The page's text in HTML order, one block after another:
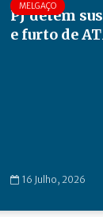
MELGAÇO
PJ detém
e furto de
16 Julho, 2026